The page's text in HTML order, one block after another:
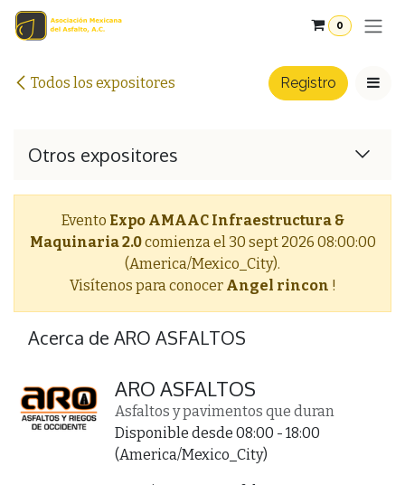
Ir al contenido
0
Todos los expositores Registro
Otros expositores
Evento Expo AMAAC Infraestructura &
Maquinaria 2.0comienza el 30 sept 2026 08:00:00
(America/Mexico_City).
Visítenos para conocer Angel rincon !
Acerca de ARO ASFALTOS
ARO ASFALTOS
Asfaltos y pavimentos que duran
Disponible desde 08:00 - 18:00
(America/Mexico_City)